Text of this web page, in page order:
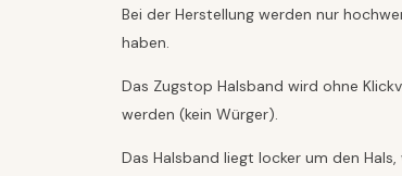
Bei der Herstellung werden nur
haben.
Das Zugstop Halsband wird ohne
werden (kein Würger).
Das Halsband liegt locker um den